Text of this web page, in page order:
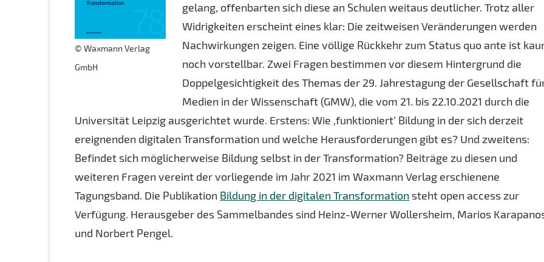
© Waxmann Verlag
GmbH
gelang, offenbarten sich diese an Schulen weitaus deutlicher. Trotz aller
Widrigkeiten erscheint eines klar: Die zeitweisen Veränderungen werden
Nachwirkungen zeigen. Eine völlige Rückkehr zum Status quo ante ist
noch vorstellbar. Zwei Fragen bestimmen vor diesem Hintergrund die
Doppelgesichtigkeit des Themas der 29. Jahrestagung der Gesellschaft
Medien in der Wissenschaft (GMW), die vom 21. bis 22.10.2021 durch die
Universität Leipzig ausgerichtet wurde. Erstens: Wie ‚funktioniert‘ Bildung in der sich derzeit
ereignenden digitalen Transformation und welche Herausforderungen gibt es? Und zweitens:
Befindet sich möglicherweise Bildung selbst in der Transformation? Beiträge zu diesen und
weiteren Fragen vereint der vorliegende im Jahr 2021 im Waxmann Verlag erschienene
Tagungsband. Die Publikation Bildung in der digitalen Transformation steht open access zur
Verfügung. Herausgeber des Sammelbandes sind Heinz-Werner Wollersheim, Marios
und Norbert Pengel.